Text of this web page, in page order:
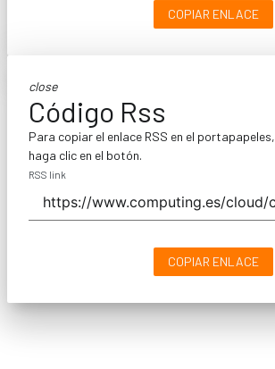
COPIAR ENLACE
close
Código Rss
Para copiar el enlace RSS en el portapapeles,
haga clic en el botón.
RSS link
COPIAR ENLACE